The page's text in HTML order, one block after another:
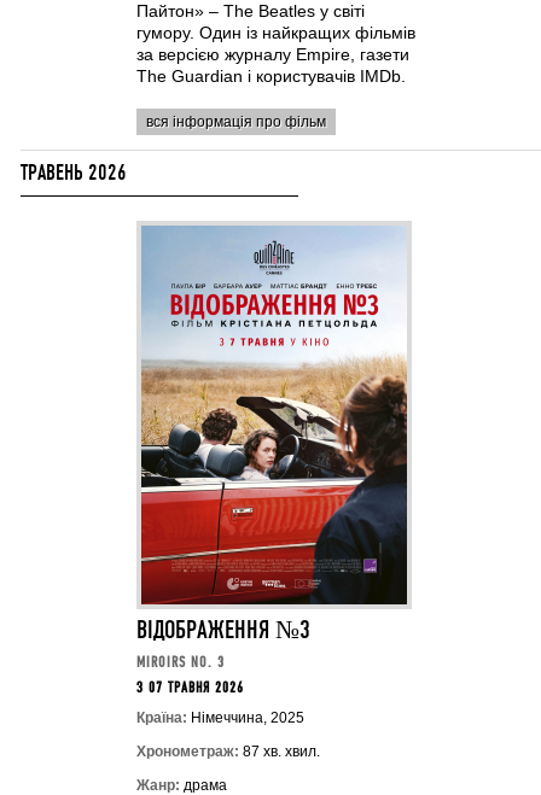
Пайтон» – The Beatles у світі
гумору. Один із найкращих фільмів
за версією журналу Empire, газети
The Guardian і користувачів IMDb.
вся інформація про фільм
ТРАВЕНЬ 2026
ВІДОБРАЖЕННЯ №3
MIROIRS NO. 3
З 07 ТРАВНЯ 2026
Країна: Німеччина, 2025
Хронометраж: 87 хв. хвил.
Жанр: драма